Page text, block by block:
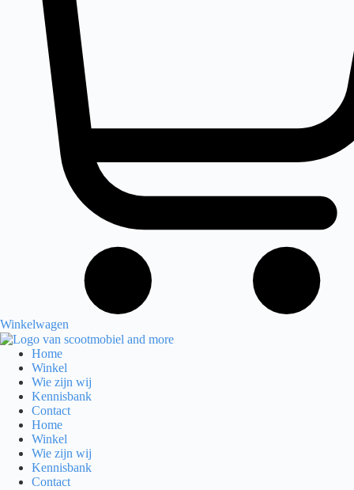
Winkelwagen
Home
Winkel
Wie zijn wij
Kennisbank
Contact
Home
Winkel
Wie zijn wij
Kennisbank
Contact